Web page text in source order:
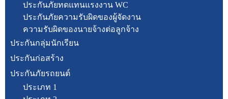
ประกันภัยทดแทนแรงงาน WC
ประกันภัยความรับผิดของผู้จัดงาน
ความรับผิดของนายจ้างต่อลูกจ้าง
ประกันกลุ่มนักเรียน
ประกันก่อสร้าง
ประกันภัยรถยนต์
ประเภท 1